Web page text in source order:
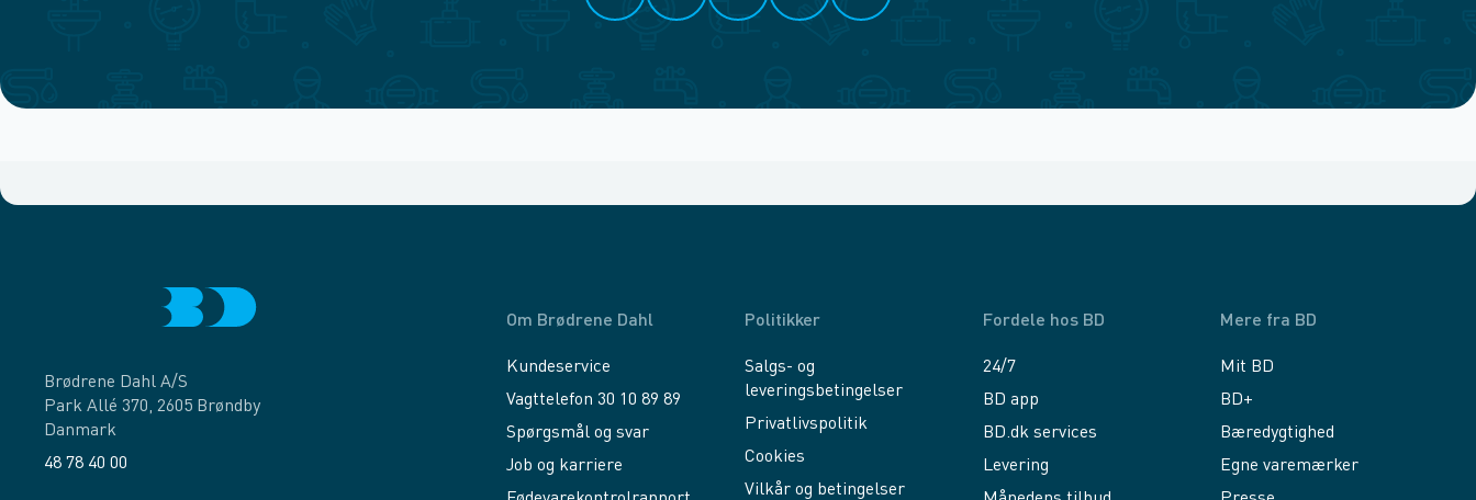
Brødrene Dahl A/S
Park Allé 370, 2605 Brøndby
Danmark
48 78 40 00
Om Brødrene Dahl
Kundeservice
Vagttelefon 30 10 89 89
Spørgsmål og svar
Job og karriere
Politikker
Salgs- og
leveringsbetingelser
Privatlivspolitik
Cookies
Vilkår og betingelser
Fordele hos BD
24/7
BD app
BD.dk services
Levering
Mere fra BD
Mit BD
BD+
Bæredygtighed
Egne varemærker